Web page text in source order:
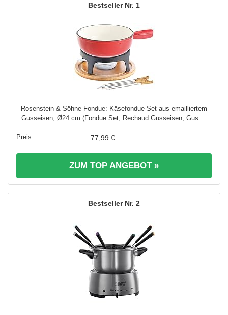
1
Rosenstein & Söhne Fondue: Käsefondue-Set aus emailliertem
Gusseisen, Ø24 cm (Fondue Set, Rechaud Gusseisen, Gus ...
77,99 €
ZUM TOP ANGEBOT »
2